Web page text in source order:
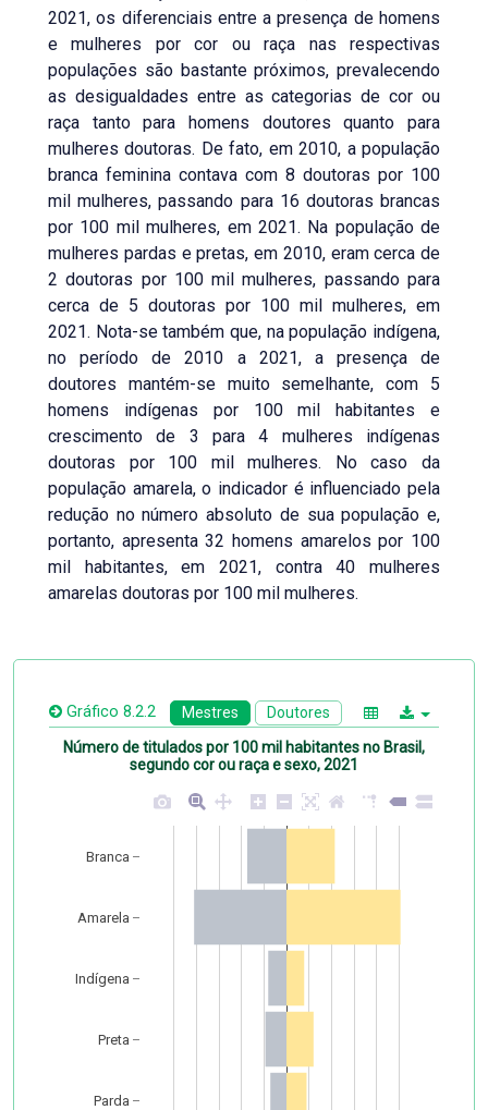
2021, os diferenciais entre a presença de homens
e mulheres por cor ou raça nas respectivas
populações são bastante próximos, prevalecendo
as desigualdades entre as categorias de cor ou
raça tanto para homens doutores quanto para
mulheres doutoras. De fato, em 2010, a população
branca feminina contava com 8 doutoras por 100
mil mulheres, passando para 16 doutoras brancas
por 100 mil mulheres, em 2021. Na população de
mulheres pardas e pretas, em 2010, eram cerca de
2 doutoras por 100 mil mulheres, passando para
cerca de 5 doutoras por 100 mil mulheres, em
2021. Nota-se também que, na população indígena,
no período de 2010 a 2021, a presença de
doutores mantém-se muito semelhante, com 5
homens indígenas por 100 mil habitantes e
crescimento de 3 para 4 mulheres indígenas
doutoras por 100 mil mulheres. No caso da
população amarela, o indicador é influenciado pela
redução no número absoluto de sua população e,
portanto, apresenta 32 homens amarelos por 100
mil habitantes, em 2021, contra 40 mulheres
amarelas doutoras por 100 mil mulheres.
Gráfico 8.2.2 Mestres Doutores
Número de titulados por 100 mil habitantes no Brasil,
segundo cor ou raça e sexo, 2021
Parda
Preta
Indígena
Amarela
Branca